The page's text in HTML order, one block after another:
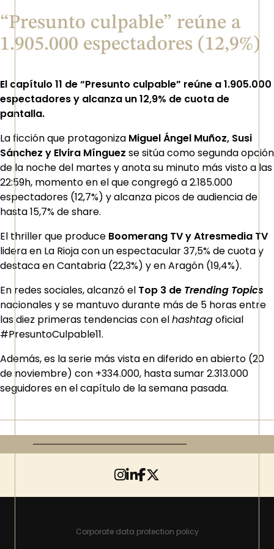
“Presunto culpable” reúne a
1.905.000 espectadores (12,9%)
El capítulo 11 de “Presunto culpable” reúne a 1.905.000
espectadores y alcanza un 12,9% de cuota de
pantalla.
La ficción que protagoniza Miguel Ángel Muñoz, Susi
Sánchez y Elvira Mínguez se sitúa como segunda opción
de la noche del martes y anota su minuto más visto a las
22:59h, momento en el que congregó a 2.185.000
espectadores (12,7%) y alcanza picos de audiencia de
hasta 15,7% de share.
El thriller que produce Boomerang TV y Atresmedia TV
lidera en La Rioja con un espectacular 37,5% de cuota y
destaca en Cantabria (22,3%) y en Aragón (19,4%).
En redes sociales, alcanzó el Top 3 de Trending Topics
nacionales y se mantuvo durante más de 5 horas entre
las diez primeras tendencias con elhashtagoficial
#PresuntoCulpable11.
Además, es la serie más vista en diferido en abierto (20
de noviembre) con +334.000, hasta sumar 2.313.000
seguidores en el capítulo de la semana pasada.
Corporate data protection policy